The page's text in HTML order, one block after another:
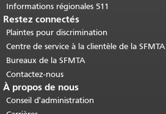
Informations régionales 511
Restez connectés
Plaintes pour discrimination
Centre de service à la clientèle de la SFMTA
Bureaux de la SFMTA
Contactez-nous
À propos de nous
Conseil d'administration